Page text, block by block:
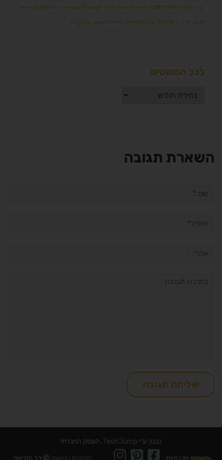
bathroom kids rugs אוסף תמונות לבית Design אמבטיה styling Kitchen
craft אייטיז blogday apartment Renovation home
לכל הפוסטים
השארת תגובה
נבנה ע״י TechJump, העסק החברתי
רשתות חברתיות:
הצהרת נגישות כל הזכויות